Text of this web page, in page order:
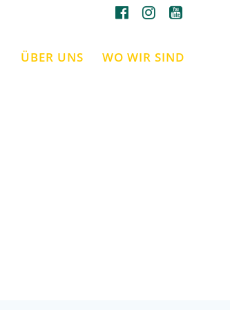
ÜBER UNS WO WIR SIND